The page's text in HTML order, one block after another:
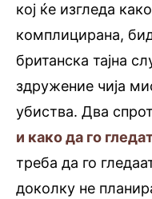
кој ќе изгледа
комплицирана,
британска тајна
здружение чија
убиства. Два
и како да го
треба да го
доколку не